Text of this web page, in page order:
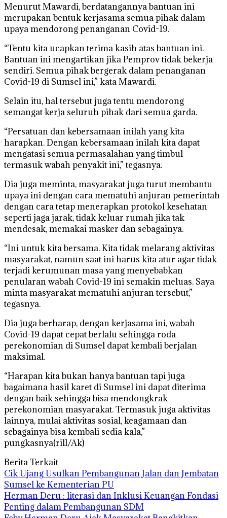
Menurut Mawardi, berdatangannya bantuan ini
merupakan bentuk kerjasama semua pihak dalam
upaya mendorong penanganan Covid-19.
“Tentu kita ucapkan terima kasih atas bantuan ini.
Bantuan ini mengartikan jika Pemprov tidak bekerja
sendiri. Semua pihak bergerak dalam penanganan
Covid-19 di Sumsel ini,” kata Mawardi.
Selain itu, hal tersebut juga tentu mendorong
semangat kerja seluruh pihak dari semua garda.
“Persatuan dan kebersamaan inilah yang kita
harapkan. Dengan kebersamaan inilah kita dapat
mengatasi semua permasalahan yang timbul
termasuk wabah penyakit ini,” tegasnya.
Dia juga meminta, masyarakat juga turut membantu
upaya ini dengan cara mematuhi anjuran pemerintah
dengan cara tetap menerapkan protokol kesehatan
seperti jaga jarak, tidak keluar rumah jika tak
mendesak, memakai masker dan sebagainya.
“Ini untuk kita bersama. Kita tidak melarang aktivitas
masyarakat, namun saat ini harus kita atur agar tidak
terjadi kerumunan masa yang menyebabkan
penularan wabah Covid-19 ini semakin meluas. Saya
minta masyarakat mematuhi anjuran tersebut,”
tegasnya.
Dia juga berharap, dengan kerjasama ini, wabah
Covid-19 dapat cepat berlalu sehingga roda
perekonomian di Sumsel dapat kembali berjalan
maksimal.
“Harapan kita bukan hanya bantuan tapi juga
bagaimana hasil karet di Sumsel ini dapat diterima
dengan baik sehingga bisa mendongkrak
perekonomian masyarakat. Termasuk juga aktivitas
lainnya, mulai aktivitas sosial, keagamaan dan
sebagainya bisa kembali sedia kala,”
pungkasnya(rill/Ak)
Berita Terkait
Cik Ujang Usulkan Pembangunan Jalan dan Jembatan
Sumsel ke Kementerian PU
Herman Deru : literasi dan Inklusi Keuangan Fondasi
Penting dalam Pembangunan SDM